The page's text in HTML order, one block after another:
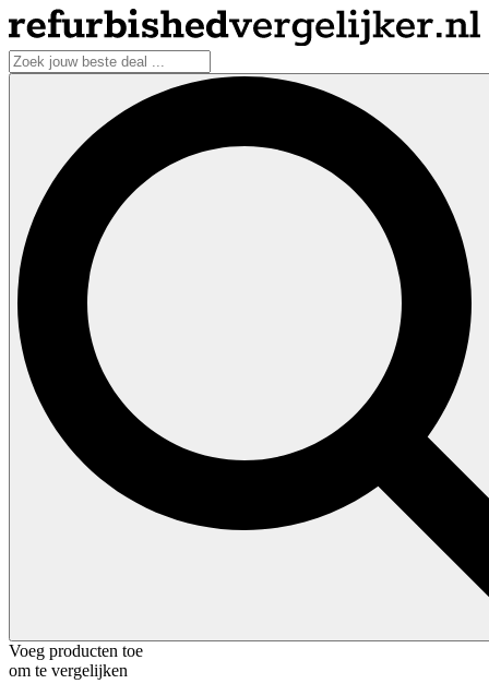
Voeg producten toe
om te vergelijken